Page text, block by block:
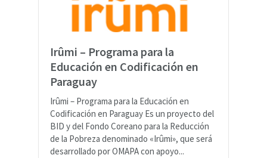
Irûmi – Programa para la
Educación en Codificación en
Paraguay
Irûmi – Programa para la Educación en
Codificación en Paraguay Es un proyecto del
BID y del Fondo Coreano para la Reducción
de la Pobreza denominado «Irûmi», que será
desarrollado por OMAPA con apoyo...